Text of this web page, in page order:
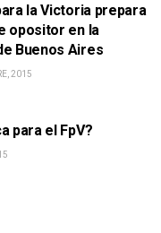
la Victoria prepara
opositor en la
Buenos Aires
2015
para el FpV?